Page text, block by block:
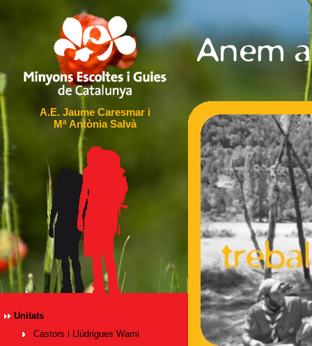
A.E. Jaume Caresmar i
Mª Antònia Salvà
Unitats
Castors i Llúdrigues Wami